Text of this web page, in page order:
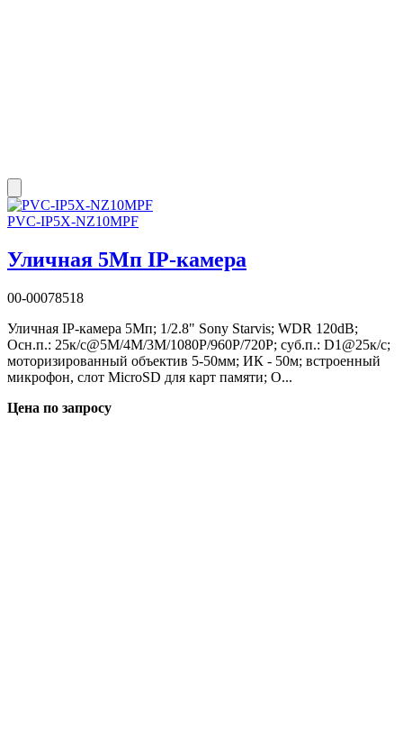
PVC-IP5X-NZ10MPF
Уличная 5Мп IP-камера
00-00078518
Уличная IP-камера 5Мп; 1/2.8" Sony Starvis; WDR 120dB;
Осн.п.: 25к/с@5M/4M/3M/1080P/960P/720P; суб.п.: D1@25к/с;
моторизированный объектив 5-50мм; ИК - 50м; встроенный
микрофон, слот MicroSD для карт памяти; O...
Цена по запросу